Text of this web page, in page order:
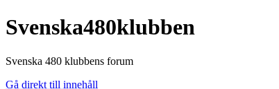
Svenska480klubben
Svenska 480 klubbens forum
Gå direkt till innehåll